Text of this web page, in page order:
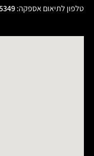
טלפון לתיאום אספקה: